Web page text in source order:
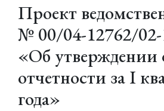
Проект
№ 00/04-12762/
«Об
отчетности за I
года»